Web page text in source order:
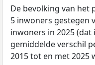
De bevolking van het
5 inwoners gestegen
inwoners in 2025 (dat
gemiddelde verschil
2015 tot en met 2025